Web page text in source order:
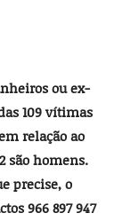
ou ex-
109 vítimas
relação ao
são homens.
precise, o
966 897 947